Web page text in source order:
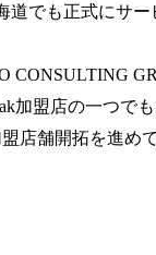
でも正式にサー
加盟店の一つで
店舗開拓を進め